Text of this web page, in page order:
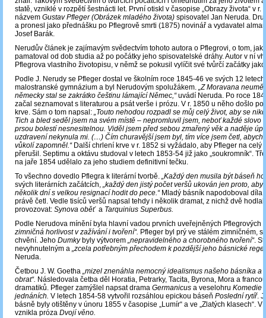
statě, vzniklé v rozpětí šestnácti let. První otiskl v časopise „Obrazy života“ v r.
názvem Gustav Pfleger (Obrázek mladého života) spisovatel Jan Neruda.
a pronesl jako přednášku po Pflegrově smrti (1875) novinář a vydavatel
Josef Barák.
Nerudův článek je zajímavým svědectvím tohoto autora o Pflegrovi, o tom, jak
pamatoval od dob studia až po počátky jeho spisovatelské dráhy. Autor v ní
Pflegrova vlastního životopisu, v němž se pokusil vylíčit své tvůrčí začátky
Podle J. Nerudy se Pfleger dostal ve školním roce 1845-46 ve svých 12
malostranské gymnázium a byl Nerudovým spolužákem. „Z Moravana
německy stal se zakrátko češtinu lámající Němec,“uvádí Neruda. Po roce
začal seznamovat s literaturou a psát verše i prózu. V r. 1850 u něho došlo
krve. Sám o tom napsal: „Touto nehodou rozpadl se můj celý život, aby se
Tich a bled seděl jsem na svém místě – nepromluvil jsem, neboť každé slovo
prsou bolestí nesnesitelnou. Viděl jsem před sebou zmařený věk a naděje
uzdravení nekynula mi. (…) Čím churavější jsem byl, tím více jsem četl, abych
vůkolí zapomněl.“Další chrlení krve v r. 1852 si vyžádalo, aby Pfleger na celý
přerušil. Septimu a oktávu studoval v letech 1853-54 již jako „soukromník“.
na jaře 1854 udělalo za jeho studiem definitivní tečku.
To všechno dovedlo Pflegra k literární tvorbě. „Každý den musila být báseň
svých literárních začátcích, „každý den jistý počet veršů ukován jen proto,
několik dní s velkou resignací hodit do pece.“Mladý básník napodoboval díla
právě četl. Vedle tisíců veršů napsal tehdy i několik dramat, z nichž dvě
provozovat: Synova oběť a Tarquinius Superbus.
Podle Nerudova mínění byla hlavní vadou prvních uveřejněných Pflegrových
zimničná horlivost v zažívání i tvoření“. Pfleger byl prý ve stálém zimničném,
chvění. Jeho Dumky byly výtvorem „nepravidelného a chorobného tvoření“.
nevyhnutelným a „zcela potřebným přechodem k pozdější jeho básnické
Neruda.
Četbou J. W. Goetha „mizel znenáhla nemocný idealismus našeho básníka a
obrat“. Následovala četba děl Horatia, Petrarky, Tacita, Byrona, Mora a
dramatiků. Pfleger zamýšlel napsat drama Germanicus a veselohru Komedie
jednáních. V letech 1854-58 vytvořil rozsáhlou epickou báseň Poslední rytíř.
básně byly otištěny v únoru 1855 v časopise „Lumír“ a ve „Zlatých klasech“. V
vznikla próza Dvojí věno.